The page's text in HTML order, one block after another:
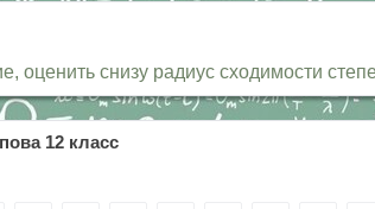
оценить снизу радиус сходимости
12 класс